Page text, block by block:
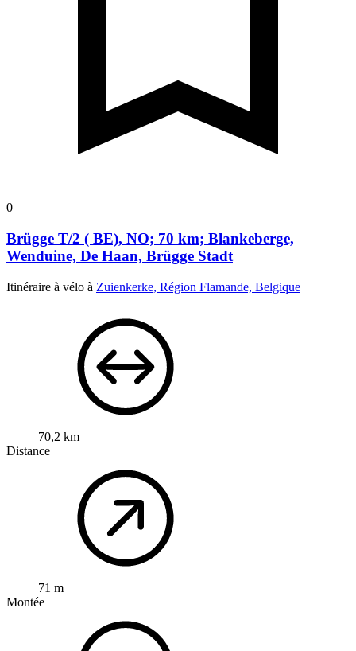
0
Brügge T/2 ( BE), NO; 70 km; Blankeberge,
Wenduine, De Haan, Brügge Stadt
Itinéraire à vélo à Zuienkerke, Région Flamande, Belgique
70,2 km
Distance
71 m
Montée